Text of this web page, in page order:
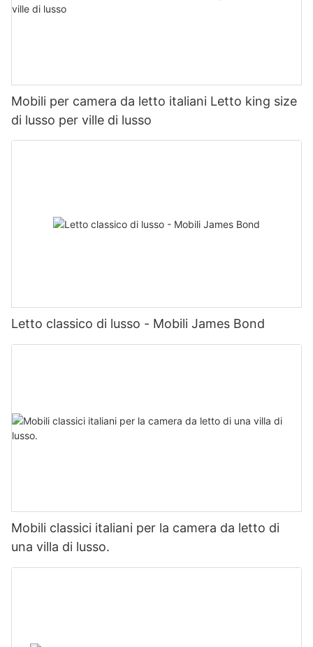
Mobili per camera da letto italiani Letto king size
di lusso per ville di lusso
Letto classico di lusso - Mobili James Bond
Mobili classici italiani per la camera da letto di
una villa di lusso.